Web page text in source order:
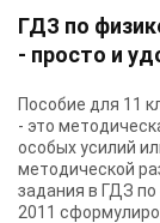
ГДЗ по
- просто и
Пособие для 11
- это
особых усилий
методической
задания в ГДЗ
2011